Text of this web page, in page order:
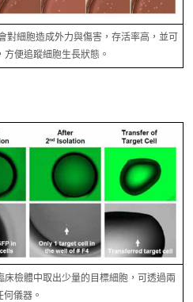
對細胞造成外力與傷害，存活率高，並可
方便追蹤細胞生長狀態。
床檢體中取出少量的目標細胞，可透過兩
儀器。